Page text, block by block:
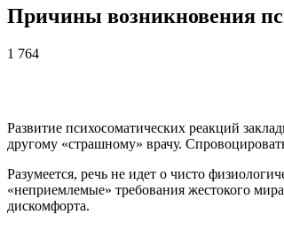
Причины возникновения
1 764
Развитие психосоматических реакций
другому «страшному» врачу.
Разумеется, речь не идет о чисто
«неприемлемые» требования жестокого
дискомфорта.